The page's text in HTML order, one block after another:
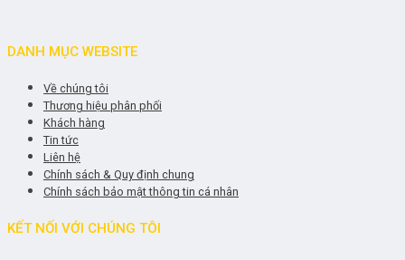
DANH MỤC WEBSITE
Về chúng tôi
Thương hiệu phân phối
Khách hàng
Tin tức
Liên hệ
Chính sách & Quy định chung
Chính sách bảo mật thông tin cá nhân
KẾT NỐI VỚI CHÚNG TÔI